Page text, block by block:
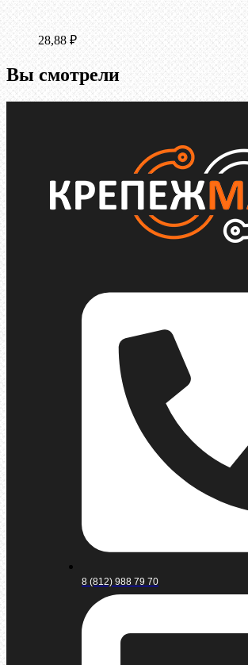
28,88 ₽
Вы смотрели
8 (812) 988 79 70